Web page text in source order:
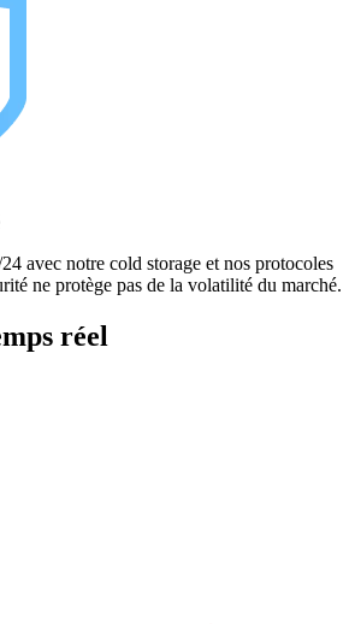
avec notre cold storage et nos protocoles
ne protège pas de la volatilité du marché.
réel